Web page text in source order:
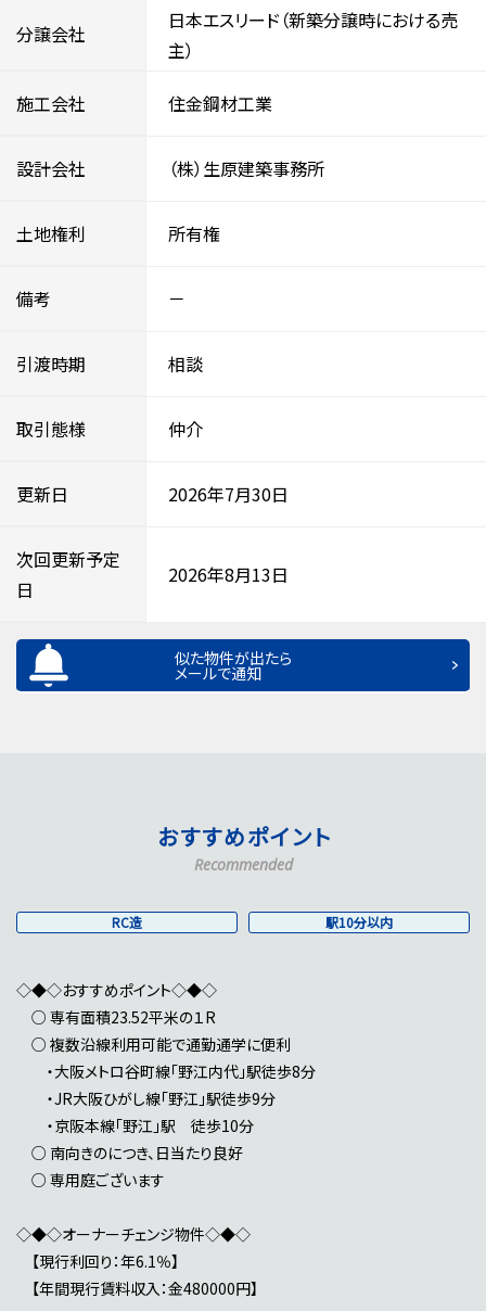
分譲会社
日本エスリード（新築分譲時における売
主）
施工会社 住金鋼材工業
設計会社 （株）生原建築事務所
土地権利 所有権
備考 －
引渡時期 相談
取引態様 仲介
更新日 2026年7月30日
次回更新予定
日
2026年8月13日
似た物件が出たら
メールで通知
おすすめポイント
Recommended
RC造 駅10分以内
◇◆◇おすすめポイント◇◆◇
○ 専有面積23.52平米の１R
○ 複数沿線利用可能で通勤通学に便利
・大阪メトロ谷町線「野江内代」駅徒歩8分
・JR大阪ひがし線「野江」駅徒歩9分
・京阪本線「野江」駅 徒歩10分
○ 南向きのにつき、日当たり良好
○ 専用庭ございます
◇◆◇オーナーチェンジ物件◇◆◇
【現行利回り：年6.1％】
【年間現行賃料収入：金480000円】